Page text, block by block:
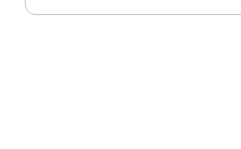
5. Tokyo Dome City (Temporary